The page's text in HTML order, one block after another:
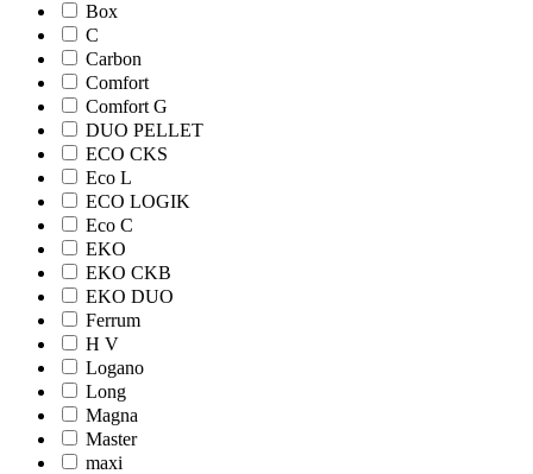
Box
C
Carbon
Comfort
Comfort G
DUO PELLET
ECO CKS
Eco L
ECO LOGIK
Eco С
EKO
EKO CKB
EKO DUO
Ferrum
H V
Logano
Long
Magna
Master
maxi